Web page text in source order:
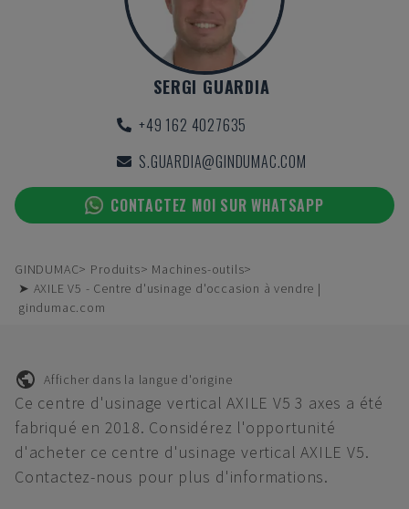
SERGI GUARDIA
+49 162 4027635
S.GUARDIA@GINDUMAC.COM
CONTACTEZ MOI SUR WHATSAPP
GINDUMAC Produits
Machines-outils
➤ AXILE V5 - Centre d'usinage d'occasion à vendre |
gindumac.com
Afficher dans la langue d'origine
Ce centre d'usinage vertical AXILE V5 3 axes a été
fabriqué en 2018. Considérez l'opportunité
d'acheter ce centre d'usinage vertical AXILE V5.
Contactez-nous pour plus d'informations.